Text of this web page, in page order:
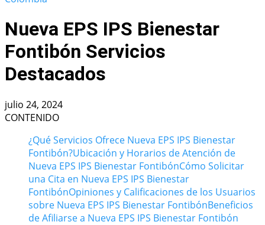
Nueva EPS IPS Bienestar
Fontibón Servicios
Destacados
julio 24, 2024
CONTENIDO
¿Qué Servicios Ofrece Nueva EPS IPS Bienestar
Fontibón?Ubicación y Horarios de Atención de
Nueva EPS IPS Bienestar FontibónCómo Solicitar
una Cita en Nueva EPS IPS Bienestar
FontibónOpiniones y Calificaciones de los Usuarios
sobre Nueva EPS IPS Bienestar FontibónBeneficios
de Afiliarse a Nueva EPS IPS Bienestar Fontibón